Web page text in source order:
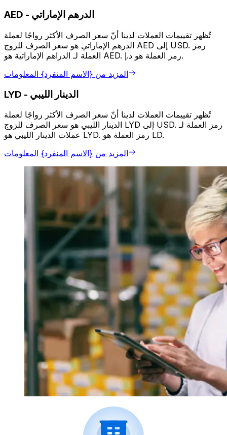
AED - الدرهم الإماراتي
تُظهر تقييمات العملات لدينا أنّ سعر الصرف الأكثر رواجًا لعملة
الدرهم الإماراتي هو سعر الصرف للزوج AED إلى USD. رمز
العملة لـ الدراهم الإماراتية هو AED. رمز العملة هو د.إ.
المزيد من {الاسم المنفرد} المعلومات
LYD - الدينار الليبي
تُظهر تقييمات العملات لدينا أنّ سعر الصرف الأكثر رواجًا لعملة
الدينار الليبي هو سعر الصرف للزوج LYD إلى USD. رمز العملة لـ
عملات الدينار الليبي هو LYD. رمز العملة هو LD.
المزيد من {الاسم المنفرد} المعلومات